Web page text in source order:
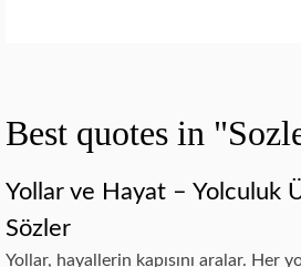
Best quotes in
Yollar ve Hayat – Yolculuk
Sözler
Yollar, hayallerin kapısını aralar. Her